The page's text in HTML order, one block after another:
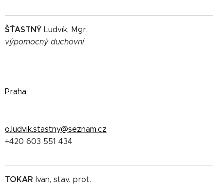
ŠŤASTNÝ Ludvík, Mgr.
výpomocný duchovní
Praha
o.ludvik.stastny@seznam.cz
+420 603 551 434
TOKAR Ivan, stav. prot.